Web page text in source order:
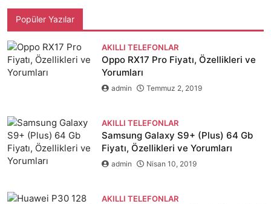
Popüler Yazılar
AKILLI TELEFONLAR
Oppo RX17 Pro Fiyatı, Özellikleri ve
Yorumları
admin Temmuz 2, 2019
AKILLI TELEFONLAR
Samsung Galaxy S9+ (Plus) 64 Gb
Fiyatı, Özellikleri ve Yorumları
admin Nisan 10, 2019
AKILLI TELEFONLAR